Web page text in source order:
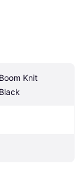
Knit